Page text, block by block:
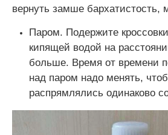
вернуть замше бархатистость,
Паром. Подержите
кипящей водой на
больше. Время от времени
над паром надо менять,
распрямлялись одинаково